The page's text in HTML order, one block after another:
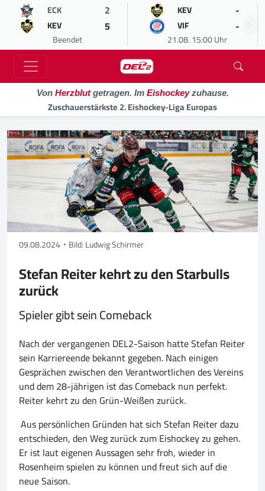
ECK 2
KEV 5
Beendet
KEV -
VIF -
21.08. 15:00 Uhr
Von Herzblutgetragen. Im Eishockeyzuhause.
Zuschauerstärkste 2. Eishockey-Liga Europas
09.08.2024 Bild: Ludwig Schirmer
Stefan Reiter kehrt zu den Starbulls
zurück
Spieler gibt sein Comeback
Nach der vergangenen DEL2-Saison hatte Stefan Reiter
sein Karriereende bekannt gegeben. Nach einigen
Gesprächen zwischen den Verantwortlichen des Vereins
und dem 28-jährigen ist das Comeback nun perfekt.
Reiter kehrt zu den Grün-Weißen zurück.
Aus persönlichen Gründen hat sich Stefan Reiter dazu
entschieden, den Weg zurück zum Eishockey zu gehen.
Er ist laut eigenen Aussagen sehr froh, wieder in
Rosenheim spielen zu können und freut sich auf die
neue Saison.